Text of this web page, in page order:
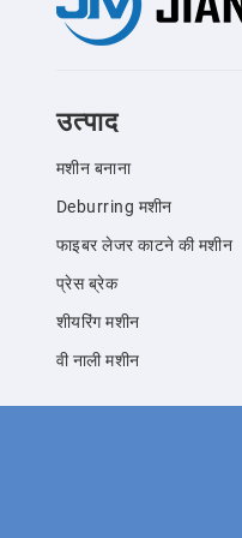
उत्पाद
मशीन बनाना
Deburring मशीन
फाइबर लेजर काटने की मशीन
प्रेस ब्रेक
शीयरिंग मशीन
वी नाली मशीन